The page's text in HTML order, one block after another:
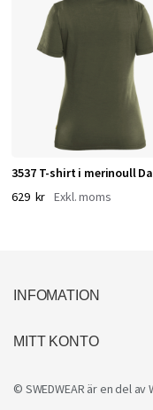
3537 T-shirt i merinoull
629 kr
INFOMATION
MITT KONTO
© SWEDWEAR är en del av